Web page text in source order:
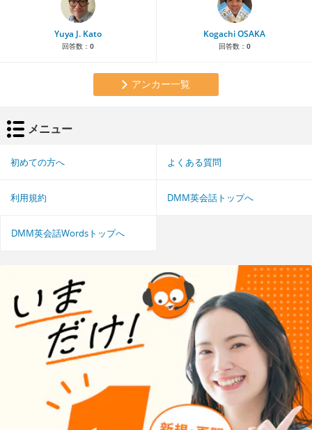
Yuya J. Kato
回答数： 0
Kogachi OSAKA
回答数： 0
アンカー一覧
メニュー
初めての方へ よくある質問
利用規約 DMM英会話トップへ
DMM英会話Wordsトップへ